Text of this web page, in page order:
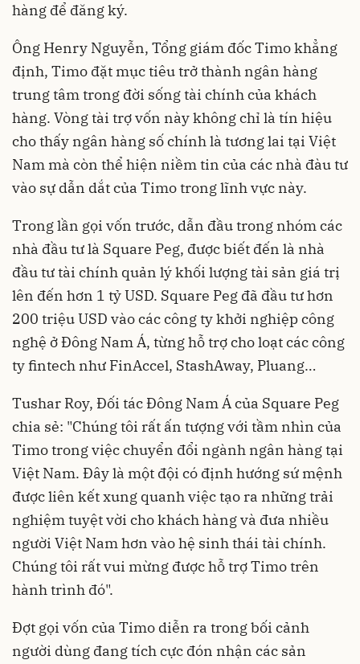
hàng để đăng ký.
Ông Henry Nguyễn, Tổng giám đốc Timo khẳng
định, Timo đặt mục tiêu trở thành ngân hàng
trung tâm trong đời sống tài chính của khách
hàng. Vòng tài trợ vốn này không chỉ là tín hiệu
cho thấy ngân hàng số chính là tương lai tại Việt
Nam mà còn thể hiện niềm tin của các nhà đàu tư
vào sự dẫn dắt của Timo trong lĩnh vực này.
Trong lần gọi vốn trước, dẫn đầu trong nhóm các
nhà đầu tư là Square Peg, được biết đến là nhà
đầu tư tài chính quản lý khối lượng tài sản giá trị
lên đến hơn 1 tỷ USD. Square Peg đã đầu tư hơn
200 triệu USD vào các công ty khởi nghiệp công
nghệ ở Đông Nam Á, từng hỗ trợ cho loạt các công
ty fintech như FinAccel, StashAway, Pluang…
Tushar Roy, Đối tác Đông Nam Á của Square Peg
chia sẻ: "Chúng tôi rất ấn tượng với tầm nhìn của
Timo trong việc chuyển đổi ngành ngân hàng tại
Việt Nam. Đây là một đội có định hướng sứ mệnh
được liên kết xung quanh việc tạo ra những trải
nghiệm tuyệt vời cho khách hàng và đưa nhiều
người Việt Nam hơn vào hệ sinh thái tài chính.
Chúng tôi rất vui mừng được hỗ trợ Timo trên
hành trình đó".
Đợt gọi vốn của Timo diễn ra trong bối cảnh
người dùng đang tích cực đón nhận các sản